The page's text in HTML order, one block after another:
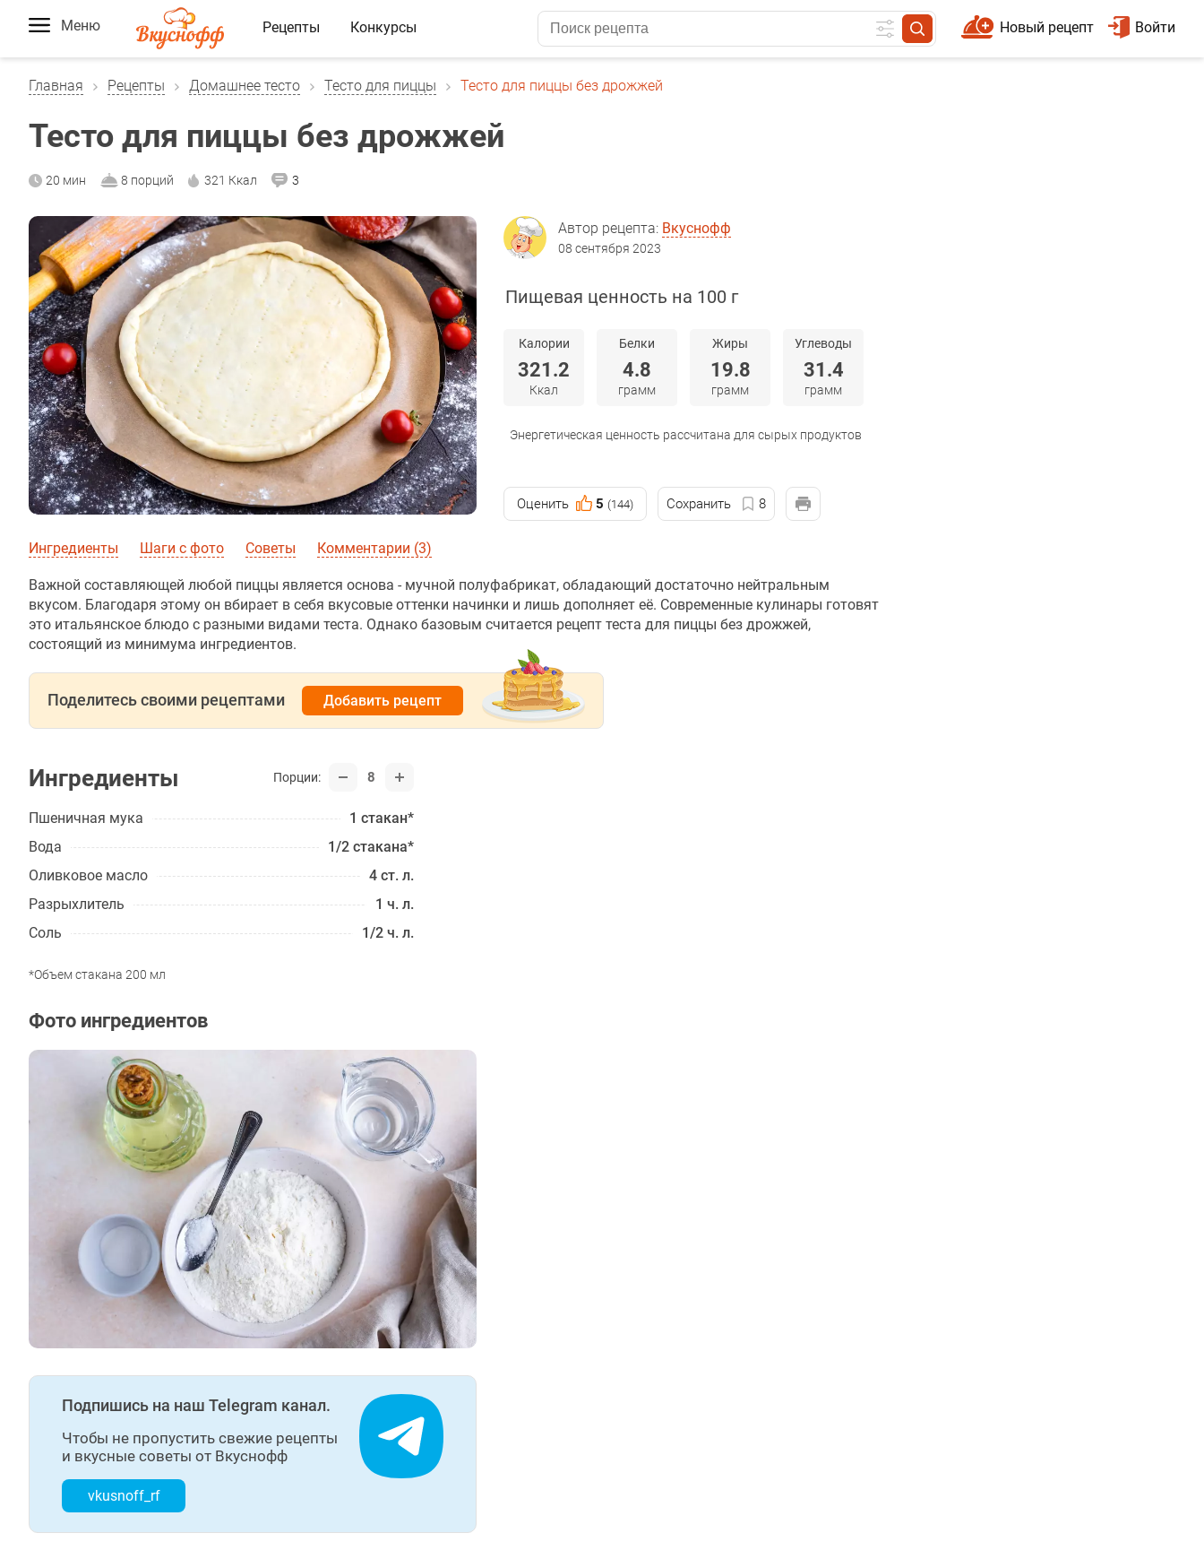
Меню Рецепты Конкурсы Войти
Новый рецепт
Главная Рецепты Домашнее тесто Тесто для пиццы Тесто для пиццы без дрожжей
Тесто для пиццы без дрожжей
20 мин 8 порций 321 Ккал 3
Автор рецепта: Вкуснофф
08 сентября 2023
Пищевая ценность на 100 г
Калории
321.2
Ккал
Белки
4.8
грамм
Жиры
19.8
грамм
Углеводы
31.4
грамм
Энергетическая ценность рассчитана для сырых продуктов
Оценить 5 (144) Сохранить 8
Ингредиенты Шаги с фото Советы Комментарии (3)
Важной составляющей любой пиццы является основа - мучной полуфабрикат, обладающий достаточно нейтральным
вкусом. Благодаря этому он вбирает в себя вкусовые оттенки начинки и лишь дополняет её. Современные кулинары готовят
это итальянское блюдо с разными видами теста. Однако базовым считается рецепт теста для пиццы без дрожжей,
состоящий из минимума ингредиентов.
Поделитесь своими рецептами Добавить рецепт
Ингредиенты Порции: 8
Пшеничная мука
1 стакан*
Вода
1/2 стакана*
Оливковое масло
4 ст. л.
Разрыхлитель
1 ч. л.
Соль
1/2 ч. л.
*Объем стакана 200 мл
Фото ингредиентов
Подпишись на наш Telegram канал.
Чтобы не пропустить свежие рецепты
и вкусные советы от Вкуснофф
vkusnoff_rf